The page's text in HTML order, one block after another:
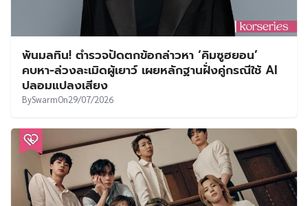
พ้นมลทิน! ตำรวจปัดตกข้อกล่าวหา ‘คิมซูฮยอน’
คบหา-ล่วงละเมิดผู้เยาว์ เผยหลักฐานฝั่งคู่กรณีใช้ AI
ปลอมแปลงเสียง
BySwarmOn29/07/2026